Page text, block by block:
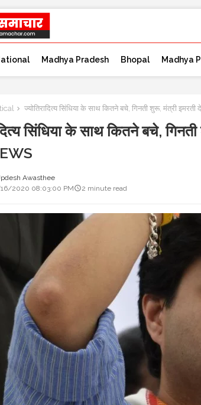
Madhya Pradesh Bhopal Madhya
ज्योतिरादित्य सिंधिया के साथ कितने बचे, गिनती शुरू, मंत्री
सिंधिया के साथ कितने बचे,
Awasthee
2020 08:03:00 PM
2 minute read